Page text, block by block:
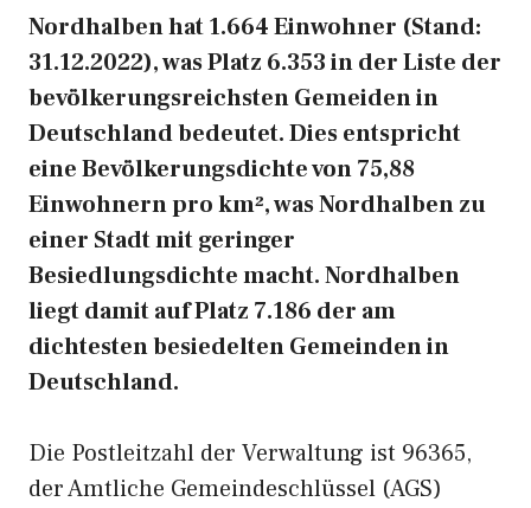
Nordhalben hat 1.664 Einwohner (Stand:
31.12.2022), was Platz 6.353 in der Liste der
bevölkerungsreichsten Gemeiden in
Deutschland bedeutet. Dies entspricht
eine Bevölkerungsdichte von 75,88
Einwohnern pro km², was Nordhalben zu
einer Stadt mit geringer
Besiedlungsdichte macht. Nordhalben
liegt damit auf Platz 7.186 der am
dichtesten besiedelten Gemeinden in
Deutschland.
Die Postleitzahl der Verwaltung ist 96365,
der Amtliche Gemeindeschlüssel (AGS)